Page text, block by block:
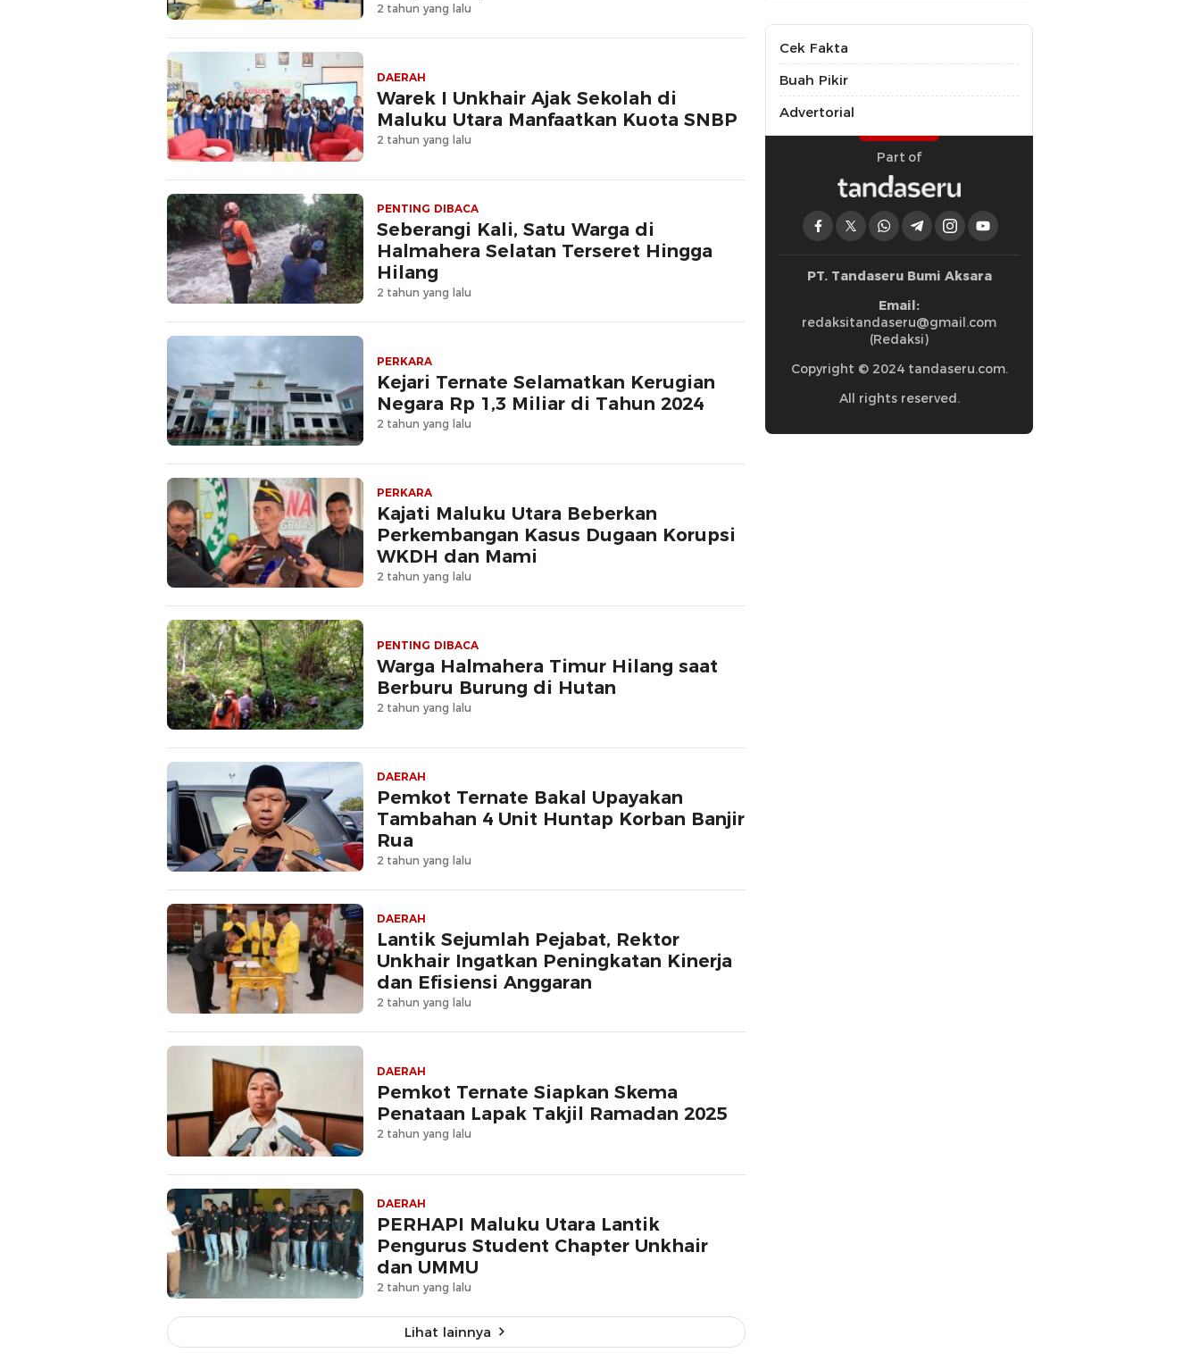
2 tahun yang lalu
DAERAH
Warek I Unkhair Ajak Sekolah di
Maluku Utara Manfaatkan Kuota SNBP
2 tahun yang lalu
PENTING DIBACA
Seberangi Kali, Satu Warga di
Halmahera Selatan Terseret Hingga
Hilang
2 tahun yang lalu
PERKARA
Kejari Ternate Selamatkan Kerugian
Negara Rp 1,3 Miliar di Tahun 2024
2 tahun yang lalu
PERKARA
Kajati Maluku Utara Beberkan
Perkembangan Kasus Dugaan Korupsi
WKDH dan Mami
2 tahun yang lalu
PENTING DIBACA
Warga Halmahera Timur Hilang saat
Berburu Burung di Hutan
2 tahun yang lalu
DAERAH
Pemkot Ternate Bakal Upayakan
Tambahan 4 Unit Huntap Korban Banjir
Rua
2 tahun yang lalu
DAERAH
Lantik Sejumlah Pejabat, Rektor
Unkhair Ingatkan Peningkatan Kinerja
dan Efisiensi Anggaran
2 tahun yang lalu
DAERAH
Pemkot Ternate Siapkan Skema
Penataan Lapak Takjil Ramadan 2025
2 tahun yang lalu
DAERAH
PERHAPI Maluku Utara Lantik
Pengurus Student Chapter Unkhair
dan UMMU
2 tahun yang lalu
Lihat lainnya
Cek Fakta
Buah Pikir
Advertorial
Part of
PT. Tandaseru Bumi Aksara
Email:
redaksitandaseru@gmail.com
(Redaksi)
Copyright © 2024 tandaseru.com.
All rights reserved.